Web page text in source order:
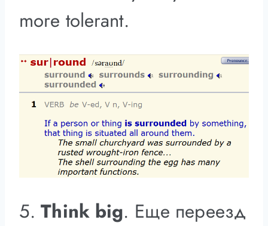
more tolerant.
5.Think big. Еще переезд